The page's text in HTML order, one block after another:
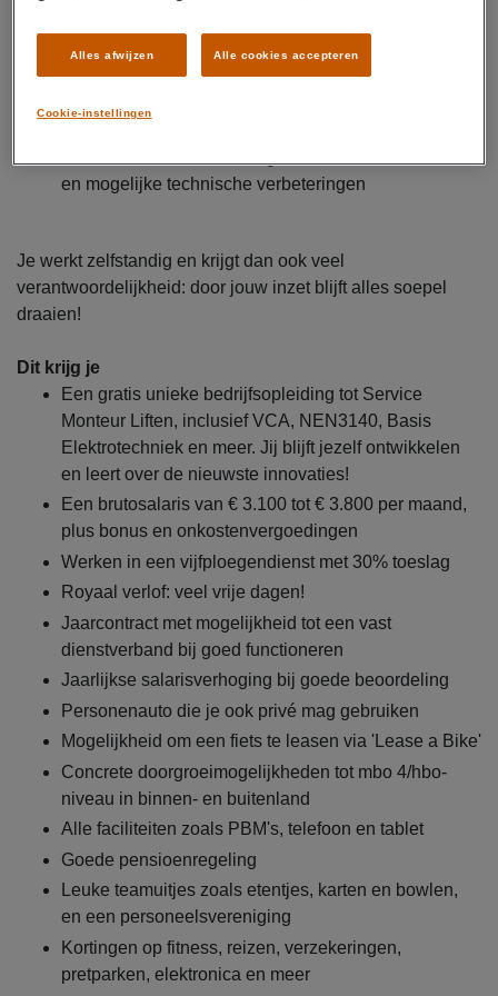
en mogelijke technische verbeteringen
Je werkt zelfstandig en krijgt dan ook veel
verantwoordelijkheid: door jouw inzet blijft alles soepel
draaien!
Dit krijg je
Een gratis unieke bedrijfsopleiding tot Service
Monteur Liften, inclusief VCA, NEN3140, Basis
Elektrotechniek en meer. Jij blijft jezelf ontwikkelen
en leert over de nieuwste innovaties!
Een brutosalaris van € 3.100 tot € 3.800 per maand,
plus bonus en onkostenvergoedingen
Werken in een vijfploegendienst met 30% toeslag
Royaal verlof: veel vrije dagen!
Jaarcontract met mogelijkheid tot een vast
dienstverband bij goed functioneren
Jaarlijkse salarisverhoging bij goede beoordeling
Personenauto die je ook privé mag gebruiken
Mogelijkheid om een fiets te leasen via 'Lease a Bike'
Concrete doorgroeimogelijkheden tot mbo 4/hbo-
niveau in binnen- en buitenland
Alle faciliteiten zoals PBM's, telefoon en tablet
Goede pensioenregeling
Leuke teamuitjes zoals etentjes, karten en bowlen,
en een personeelsvereniging
Kortingen op fitness, reizen, verzekeringen,
pretparken, elektronica en meer
Cookie-instellingen
Alles afwijzen Alle cookies accepteren